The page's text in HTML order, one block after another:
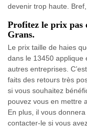
devenir trop haute.
Profitez le prix pas
Grans.
Le prix taille de haies
dans le 13450 applique
autres entreprises.
faits des retours très
si vous souhaitez
pouvez vous en mettre
En plus, il vous
contacter-le si vous